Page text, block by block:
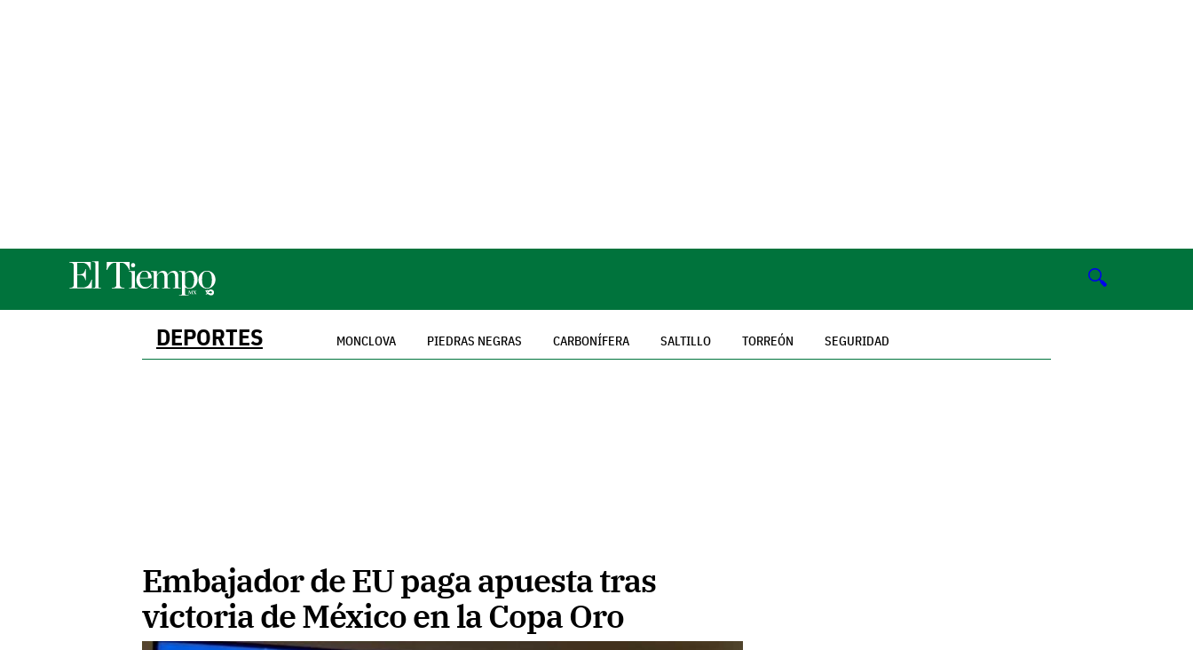
🔍
DEPORTES MONCLOVA PIEDRAS NEGRAS CARBONÍFERA SALTILLO TORREÓN SEGURIDAD
Embajador de EU paga apuesta tras
victoria de México en la Copa Oro